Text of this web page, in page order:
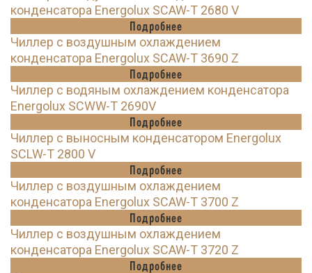
конденсатора Energolux SCAW-T 2680 V
Подробнее
Чиллер с воздушным охлаждением
конденсатора Energolux SCAW-T 3690 Z
Подробнее
Чиллер с водяным охлаждением конденсатора
Energolux SCWW-T 2690V
Подробнее
Чиллер с выносным конденсатором Energolux
SCLW-T 2800 V
Подробнее
Чиллер с воздушным охлаждением
конденсатора Energolux SCAW-T 3700 Z
Подробнее
Чиллер с воздушным охлаждением
конденсатора Energolux SCAW-T 3720 Z
Подробнее